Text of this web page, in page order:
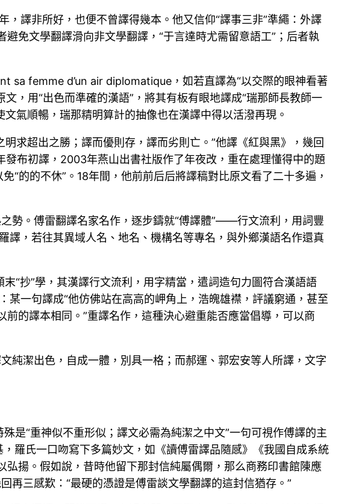
，譯非所好，也便不曾譯得幾本。他又信仰“譯事三非”準繩：外譯
免文學翻譯滑向非文學翻譯，“于言達時尤需留意語工”；后者執
sa femme d’un air diplomatique，如若直譯為“以交際的眼神看著
，用“出色而準確的漢語”，將其有板有眼地譯成“瑞那師長教師一
氣順暢，瑞那精明算計的抽像也在漢譯中得以活潑再現。
求超出之勝；譯而優則存，譯而劣則亡。”他譯《紅與黑》，幾回
布初譯，2003年燕山出書社版作了年夜改，重在處理懂得中的題
“的的不休”。18年間，他前前后后將譯稿對比原文看了二十多遍，
勢。傅雷翻譯名家名作，逐步鑄就“傅譯體”——行文流利，用詞豐
譯，若往其異域人名、地名、機構名等專名，與外鄉漢語名作還真
“抄”學，其漢譯行文流利，用字精當，遣詞造句力圖符合漢語語
某一句譯成“他仿佛站在高高的岬角上，浩魄雄襟，評議窮通，甚至
的譯本相同。”重譯名作，這種決心避重能否應當倡導，可以商
純潔出色，自成一體，別具一格；而郝運、郭宏安等人所譯，文字
是“重神似不重形似；譯文必需為純潔之中文”一句可視作傅譯的主
羅氏一口吻寫下多篇妙文，如《讀傅雷譯品隨感》《我國自成系統
弘揚。假如說，昔時他留下那封信純屬偶爾，那么商務印書館陳應
再三感歎：“最硬的憑證是傅雷談文學翻譯的這封信猶存。”